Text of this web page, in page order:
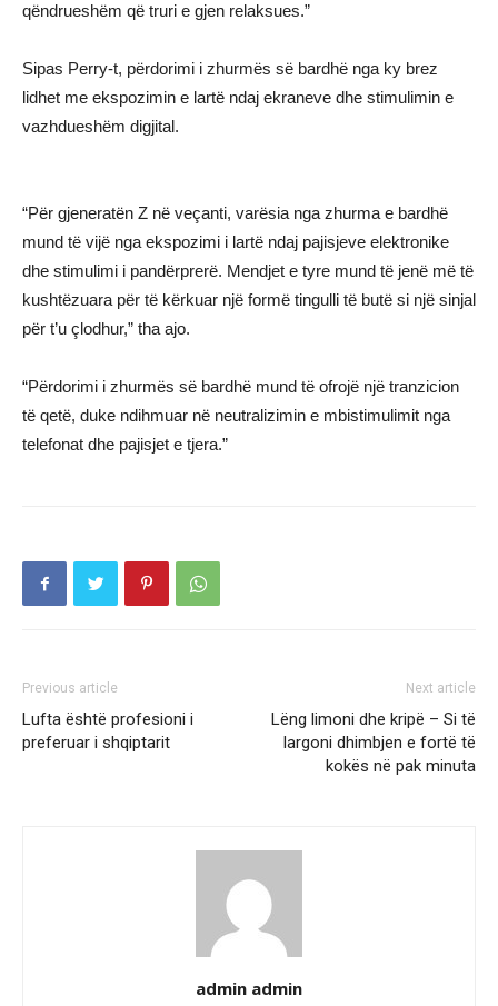
qëndrueshëm që truri e gjen relaksues.”
Sipas Perry-t, përdorimi i zhurmës së bardhë nga ky brez
lidhet me ekspozimin e lartë ndaj ekraneve dhe stimulimin e
vazhdueshëm digjital.
“Për gjeneratën Z në veçanti, varësia nga zhurma e bardhë
mund të vijë nga ekspozimi i lartë ndaj pajisjeve elektronike
dhe stimulimi i pandërprerë. Mendjet e tyre mund të jenë më të
kushtëzuara për të kërkuar një formë tingulli të butë si një sinjal
për t’u çlodhur,” tha ajo.
“Përdorimi i zhurmës së bardhë mund të ofrojë një tranzicion
të qetë, duke ndihmuar në neutralizimin e mbistimulimit nga
telefonat dhe pajisjet e tjera.”
Previous article
Lufta është profesioni i
preferuar i shqiptarit
Next article
Lëng limoni dhe kripë – Si të
largoni dhimbjen e fortë të
kokës në pak minuta
admin admin